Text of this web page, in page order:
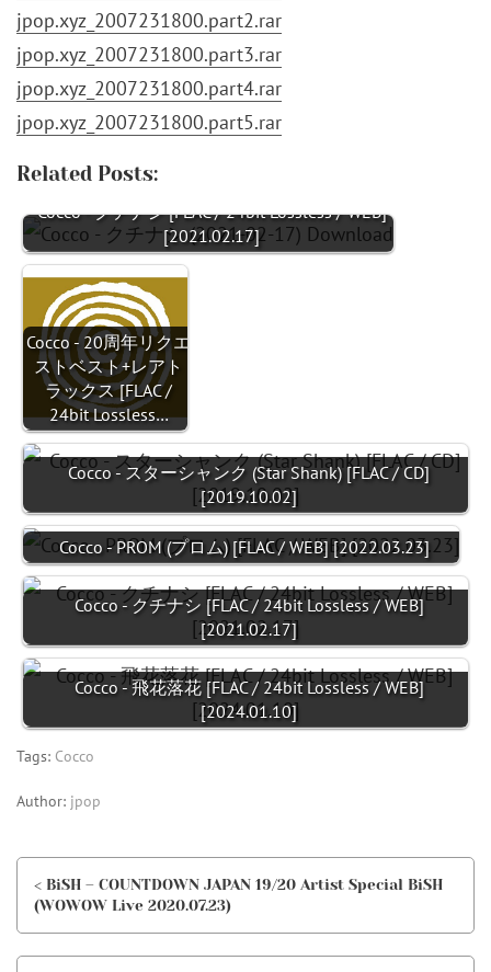
jpop.xyz_2007231800.part2.rar
jpop.xyz_2007231800.part3.rar
jpop.xyz_2007231800.part4.rar
jpop.xyz_2007231800.part5.rar
Related Posts:
Cocco - クチナシ [FLAC / 24bit Lossless / WEB]
[2021.02.17]
Cocco - 20周年リクエ
ストベスト+レアト
ラックス [FLAC /
24bit Lossless…
Cocco - スターシャンク (Star Shank) [FLAC / CD]
[2019.10.02]
Cocco - PROM (プロム) [FLAC / WEB] [2022.03.23]
Cocco - クチナシ [FLAC / 24bit Lossless / WEB]
[2021.02.17]
Cocco - 飛花落花 [FLAC / 24bit Lossless / WEB]
[2024.01.10]
Tags: Cocco
Author: jpop
< BiSH – COUNTDOWN JAPAN 19/20 Artist Special BiSH
(WOWOW Live 2020.07.23)